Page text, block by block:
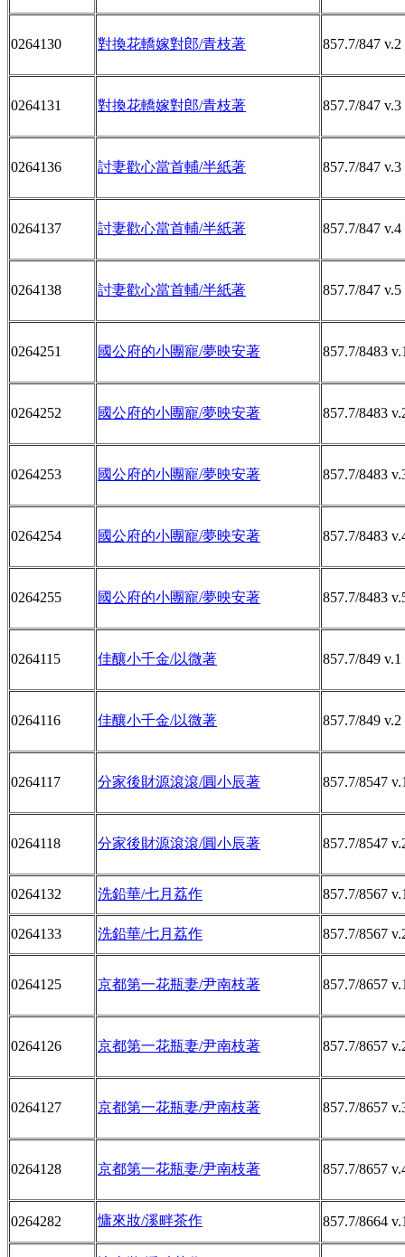
0264130 對換花轎嫁對郎/青枝著 857.7/847 v.2
0264131 對換花轎嫁對郎/青枝著 857.7/847 v.3
0264136 討妻歡心當首輔/半紙著 857.7/847 v.3
0264137 討妻歡心當首輔/半紙著 857.7/847 v.4
0264138 討妻歡心當首輔/半紙著 857.7/847 v.5
0264251 國公府的小團寵/夢映安著 857.7/8483
0264252 國公府的小團寵/夢映安著 857.7/8483
0264253 國公府的小團寵/夢映安著 857.7/8483
0264254 國公府的小團寵/夢映安著 857.7/8483
0264255 國公府的小團寵/夢映安著 857.7/8483
0264115 佳釀小千金/以微著 857.7/849 v.1
0264116 佳釀小千金/以微著 857.7/849 v.2
0264117 分家後財源滾滾/圓小辰著 857.7/8547
0264118 分家後財源滾滾/圓小辰著 857.7/8547
0264132 洗鉛華/七月荔作 857.7/8567
0264133 洗鉛華/七月荔作 857.7/8567
0264125 京都第一花瓶妻/尹南枝著 857.7/8657
0264126 京都第一花瓶妻/尹南枝著 857.7/8657
0264127 京都第一花瓶妻/尹南枝著 857.7/8657
0264128 京都第一花瓶妻/尹南枝著 857.7/8657
0264282 慵來妝/溪畔茶作 857.7/8664